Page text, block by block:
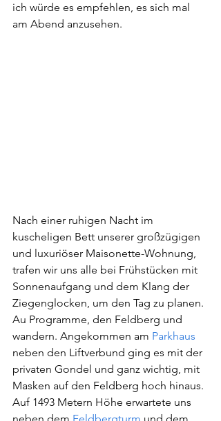
ich würde es empfehlen, es sich mal
am Abend anzusehen.
Nach einer ruhigen Nacht im
kuscheligen Bett unserer großzügigen
und luxuriöser Maisonette-Wohnung,
trafen wir uns alle bei Frühstücken mit
Sonnenaufgang und dem Klang der
Ziegenglocken, um den Tag zu planen.
Au Programme, den Feldberg und
wandern. Angekommen am Parkhaus
neben den Liftverbund ging es mit der
privaten Gondel und ganz wichtig, mit
Masken auf den Feldberg hoch hinaus.
Auf 1493 Metern Höhe erwartete uns